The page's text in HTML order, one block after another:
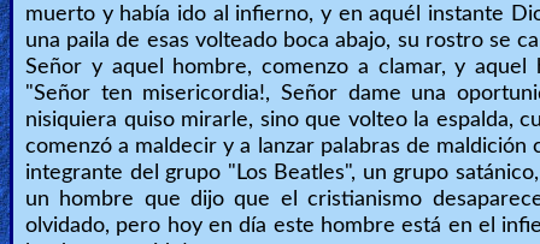
Revelations
Testimonies
Evangelism
muerto y había ido al infierno, y en aquél instante
una paila de esas volteado boca abajo, su rostro se
Señor y aquel hombre, comenzo a clamar, y
"Señor ten misericordia!, Señor dame una
nisiquiera quiso mirarle, sino que volteo la espalda,
comenzó a maldecir y a lanzar palabras de
integrante del grupo "Los Beatles", un grupo
un hombre que dijo que el cristianismo
olvidado, pero hoy en día este hombre está en el